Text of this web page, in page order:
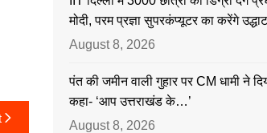
मोदी, परम प्रज्ञा सुपरकंप्यूटर का करेंगे
August 8, 2026
पंत की जमीन वाली गुहार पर CM धामी ने
कहा- ‘आप उत्तराखंड के…’
August 8, 2026